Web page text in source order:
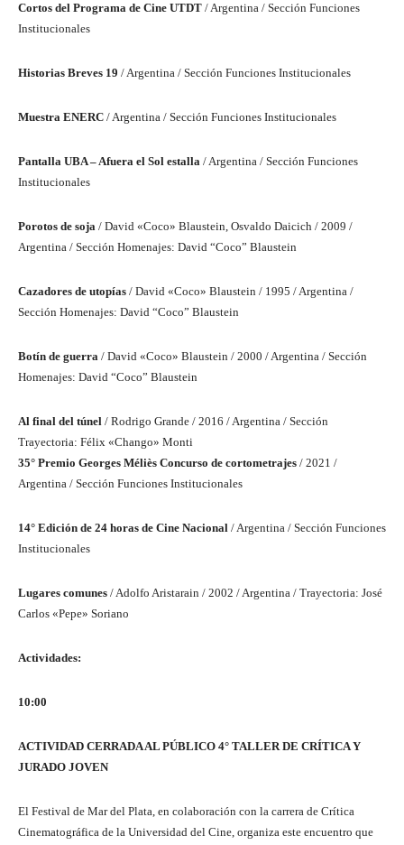
Cortos del Programa de Cine UTDT / Argentina / Sección Funciones
Institucionales
Historias Breves 19 / Argentina / Sección Funciones Institucionales
Muestra ENERC / Argentina / Sección Funciones Institucionales
Pantalla UBA – Afuera el Sol estalla / Argentina / Sección Funciones
Institucionales
Porotos de soja / David «Coco» Blaustein, Osvaldo Daicich / 2009 /
Argentina / Sección Homenajes: David “Coco” Blaustein
Cazadores de utopías / David «Coco» Blaustein / 1995 / Argentina /
Sección Homenajes: David “Coco” Blaustein
Botín de guerra / David «Coco» Blaustein / 2000 / Argentina / Sección
Homenajes: David “Coco” Blaustein
Al final del túnel / Rodrigo Grande / 2016 / Argentina / Sección
Trayectoria: Félix «Chango» Monti
35° Premio Georges Méliès Concurso de cortometrajes / 2021 /
Argentina / Sección Funciones Institucionales
14° Edición de 24 horas de Cine Nacional / Argentina / Sección Funciones
Institucionales
Lugares comunes / Adolfo Aristarain / 2002 / Argentina / Trayectoria: José
Carlos «Pepe» Soriano
Actividades:
10:00
ACTIVIDAD CERRADA AL PÚBLICO 4° TALLER DE CRÍTICA Y
JURADO JOVEN
El Festival de Mar del Plata, en colaboración con la carrera de Crítica
Cinematográfica de la Universidad del Cine, organiza este encuentro que